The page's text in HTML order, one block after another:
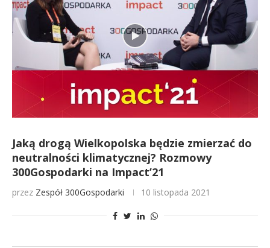
Jaką drogą Wielkopolska będzie zmierzać do
neutralności klimatycznej? Rozmowy
300Gospodarki na Impact’21
przez Zespół 300Gospodarki 10 listopada 2021